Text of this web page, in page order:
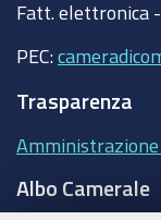
Fatt. elettronica -
PEC:
Trasparenza
Albo Camerale